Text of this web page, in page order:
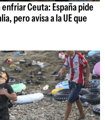
Ceuta: España pide
pero avisa a la UE que